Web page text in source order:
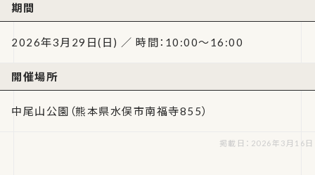
期間
2026年3月29日(日) ／ 時間：10:00～16:00
開催場所
中尾山公園（熊本県水俣市南福寺855）
掲載日：2026年3月16日